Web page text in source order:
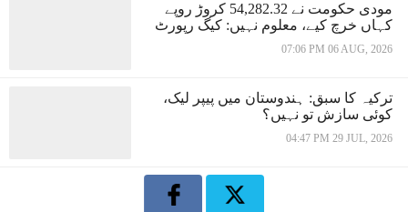
مودی حکومت نے 54,282.32 کروڑ روپے
کہاں خرچ کیے، معلوم نہیں: کیگ رپورٹ
07:06 PM 06 AUG, 2026
ترکیہ کا سبق: ہندوستان میں پیپر لیک،
کوئی سازش تو نہیں؟
04:47 PM 29 JUL, 2026